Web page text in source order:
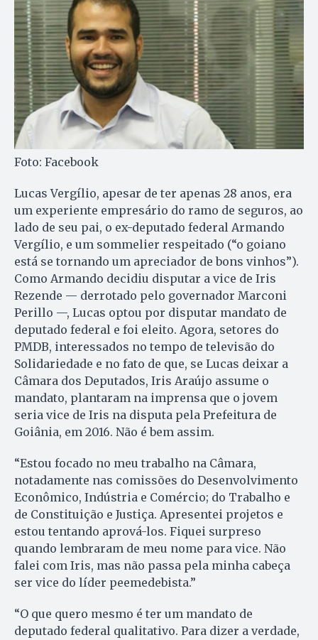
Foto: Facebook
Lucas Vergílio, apesar de ter apenas 28 anos, era
um experiente empresário do ramo de seguros, ao
lado de seu pai, o ex-deputado federal Armando
Vergílio, e um sommelier respeitado (“o goiano
está se tornando um apreciador de bons vinhos”).
Como Armando decidiu disputar a vice de Iris
Rezende — derrotado pelo governador Marconi
Perillo —, Lucas optou por disputar mandato de
deputado federal e foi eleito. Agora, setores do
PMDB, interessados no tempo de televisão do
Solidariedade e no fato de que, se Lucas deixar a
Câmara dos Deputados, Iris Araújo assume o
mandato, plantaram na imprensa que o jovem
seria vice de Iris na disputa pela Prefeitura de
Goiânia, em 2016. Não é bem assim.
“Estou focado no meu trabalho na Câmara,
notadamente nas comissões do Desenvolvimento
Eco­nômico, Indústria e Comércio; do Trabalho e
de Constituição e Justiça. Apresentei projetos e
estou tentando aprová-los. Fiquei surpreso
quando lembraram de meu nome para vice. Não
falei com Iris, mas não passa pela minha cabeça
ser vice do líder peemedebista.”
“O que quero mesmo é ter um mandato de
deputado federal qualitativo. Para dizer a verdade,